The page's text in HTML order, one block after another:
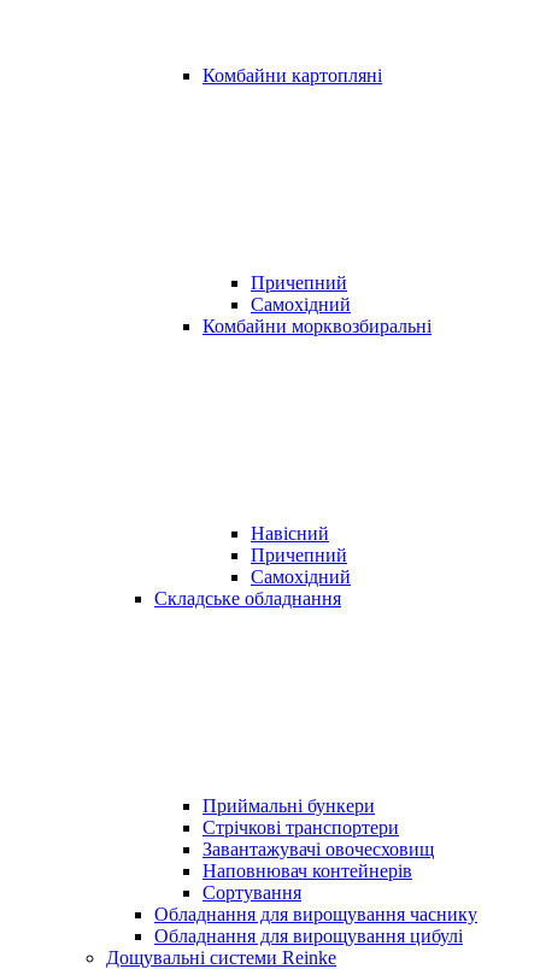
Комбайни картопляні
Причепний
Самохідний
Комбайни морквозбиральні
Навісний
Причепний
Самохідний
Складське обладнання
Приймальні бункери
Стрічкові транспортери
Завантажувачі овочесховищ
Наповнювач контейнерів
Сортування
Обладнання для вирощування часнику
Обладнання для вирощування цибулі
Дощувальні системи Reinke